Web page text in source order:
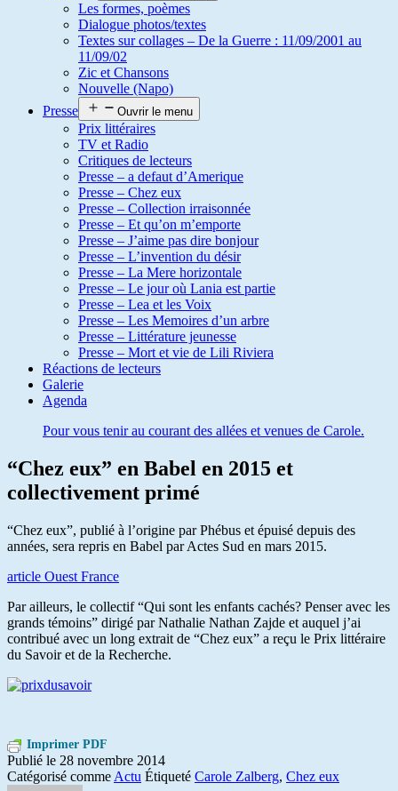
Les formes, poèmes
Dialogue photos/textes
Textes sur collages – De la Guerre : 11/09/2001 au
11/09/02
Zic et Chansons
Nouvelle (Napo)
Presse
Ouvrir le menu
Prix littéraires
TV et Radio
Critiques de lecteurs
Presse – a defaut d’Amerique
Presse – Chez eux
Presse – Collection irraisonnée
Presse – Et qu’on m’emporte
Presse – J’aime pas dire bonjour
Presse – L’invention du désir
Presse – La Mere horizontale
Presse – Le jour où Lania est partie
Presse – Lea et les Voix
Presse – Les Memoires d’un arbre
Presse – Littérature jeunesse
Presse – Mort et vie de Lili Riviera
Réactions de lecteurs
Galerie
Agenda
Pour vous tenir au courant des allées et venues de Carole.
“Chez eux” en Babel en 2015 et
collectivement primé
“Chez eux”, publié à l’origine par Phébus et épuisé depuis des
années, sera repris en Babel par Actes Sud en mars 2015.
article Ouest France
Par ailleurs, le collectif “Qui sont les enfants cachés? Penser avec les
grands témoins” dirigé par Nathalie Nathan Zajde et auquel j’ai
contribué avec un long extrait de “Chez eux” a reçu le Prix littéraire
du Savoir et de la Recherche.
Imprimer PDF
Publié le 28 novembre 2014
Catégorisé comme Actu Étiqueté Carole Zalberg, Chez eux